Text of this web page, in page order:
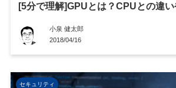
[5分で理解]GPUとは？CPUとの違い
小泉 健太郎
2018/04/16
セキュリティ